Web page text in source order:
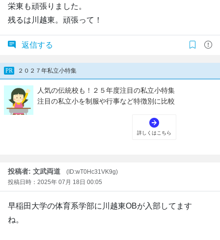
栄東も頑張りました。
残るは川越東。頑張って！
返信する
投稿者: 文武両道
(ID:wT0Hc31VK9g)
投稿日時：2025年 07月 18日 00:05
早稲田大学の体育系学部に川越東OBが入部してます
ね。